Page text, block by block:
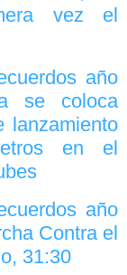
vez el
año
se coloca
lanzamiento
en el
año
Contra el
31:30